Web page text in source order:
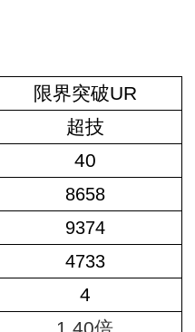
限界突破UR
超技
40
8658
9374
4733
4